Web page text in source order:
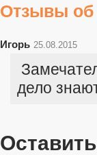
Отзывы об
Игорь 25.08.2015
дело